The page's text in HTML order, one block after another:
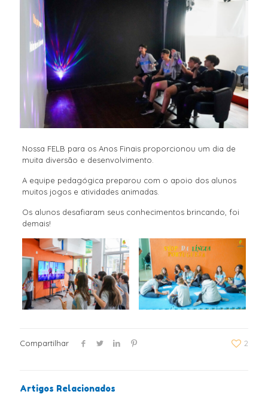
Nossa FELB para os Anos Finais proporcionou um dia de
muita diversão e desenvolvimento.
A equipe pedagógica preparou com o apoio dos alunos
muitos jogos e atividades animadas.
Os alunos desafiaram seus conhecimentos brincando, foi
demais!
Compartilhar 2
Artigos Relacionados